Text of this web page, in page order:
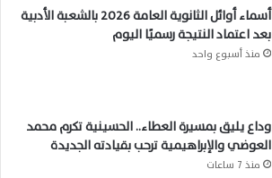
أسماء أوائل الثانوية العامة 2026 بالشعبة الأدبية
بعد اعتماد النتيجة رسميًا اليوم
منذ أسبوع واحد
وداع يليق بمسيرة العطاء.. الحسينية تكرم محمد
العوضي والإبراهيمية ترحب بقيادته الجديدة
منذ 7 ساعات